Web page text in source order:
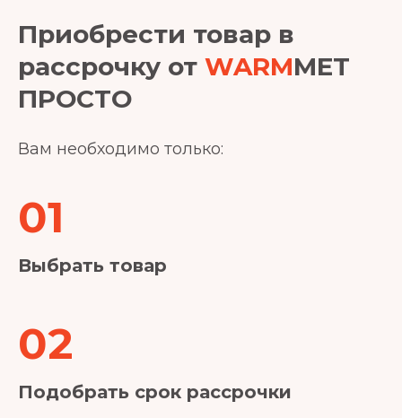
Приобрести товар в
рассрочку от WARMMET
ПРОСТО
Вам необходимо только:
01
Выбрать товар
02
Подобрать срок рассрочки